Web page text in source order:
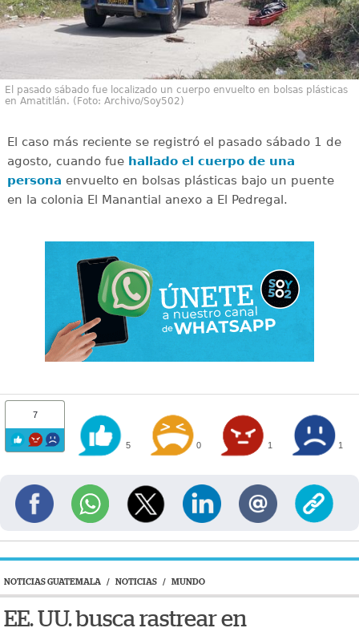
El pasado sábado fue localizado un cuerpo envuelto en bolsas plásticas
en Amatitlán. (Foto: Archivo/Soy502)
El caso más reciente se registró el pasado sábado 1 de
agosto, cuando fue hallado el cuerpo de una
persona envuelto en bolsas plásticas bajo un puente
en la colonia El Manantial anexo a El Pedregal.
7
5 0 1 1
NOTICIAS GUATEMALA / NOTICIAS / MUNDO
EE. UU. busca rastrear en